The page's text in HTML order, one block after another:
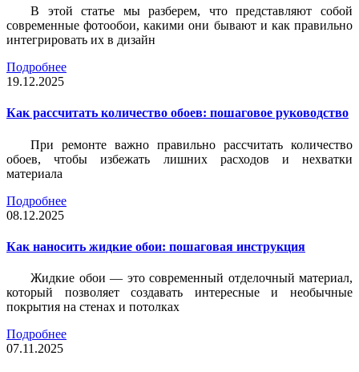
В этой статье мы разберем, что представляют собой
современные фотообои, какими они бывают и как правильно
интегрировать их в дизайн
Подробнее
19.12.2025
Как рассчитать количество обоев: пошаговое руководство
При ремонте важно правильно рассчитать количество
обоев, чтобы избежать лишних расходов и нехватки
материала
Подробнее
08.12.2025
Как наносить жидкие обои: пошаговая инструкция
Жидкие обои — это современный отделочный материал,
который позволяет создавать интересные и необычные
покрытия на стенах и потолках
Подробнее
07.11.2025